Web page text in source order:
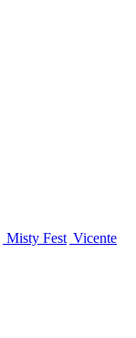
Misty Fest Vicente